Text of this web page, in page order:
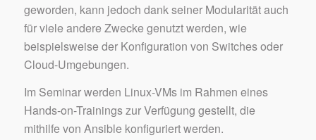
geworden, kann jedoch dank seiner Modularität auch
für viele andere Zwecke genutzt werden, wie
beispielsweise der Konfiguration von Switches oder
Cloud-Umgebungen.
Im Seminar werden Linux-VMs im Rahmen eines
Hands-on-Trainings zur Verfügung gestellt, die
mithilfe von Ansible konfiguriert werden.